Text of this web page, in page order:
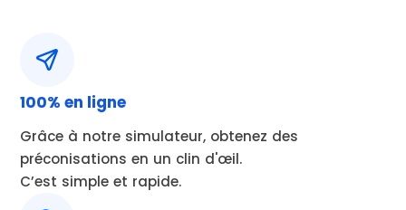
100% en ligne
Grâce à notre simulateur, obtenez des
préconisations en un clin d'œil.
C’est simple et rapide.